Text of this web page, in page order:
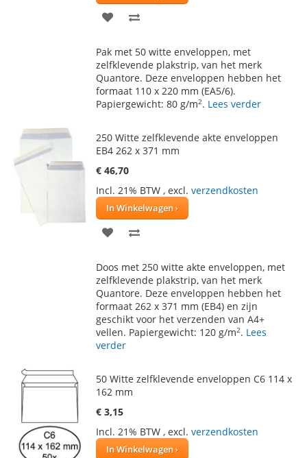
VOEG
AAN
VERLANGLIJST
TE
VERGELIJKEN
Pak met 50 witte enveloppen, met
zelfklevende plakstrip, van het merk
Quantore. Deze enveloppen hebben het
formaat 110 x 220 mm (EA5/6).
Papiergewicht: 80 g/m2. Lees verder
250 Witte zelfklevende akte enveloppen
EB4 262 x 371 mm
€ 46,70
Incl. 21% BTW , excl. verzendkosten
In Winkelwagen
VOEG
AAN
VERLANGLIJST
TE
VERGELIJKEN
Doos met 250 witte akte enveloppen, met
zelfklevende plakstrip, van het merk
Quantore. Deze enveloppen hebben het
formaat 262 x 371 mm (EB4) en zijn
geschikt voor het verzenden van A4+
vellen. Papiergewicht: 120 g/m2. Lees
verder
50 Witte zelfklevende enveloppen C6 114 x
162 mm
€ 3,15
Incl. 21% BTW , excl. verzendkosten
In Winkelwagen